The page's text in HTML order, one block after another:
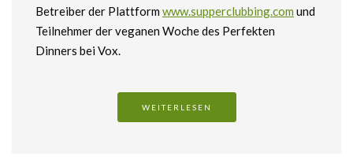
Betreiber der Plattform www.supperclubbing.com und
Teilnehmer der veganen Woche des Perfekten
Dinners bei Vox.
WEITERLESEN